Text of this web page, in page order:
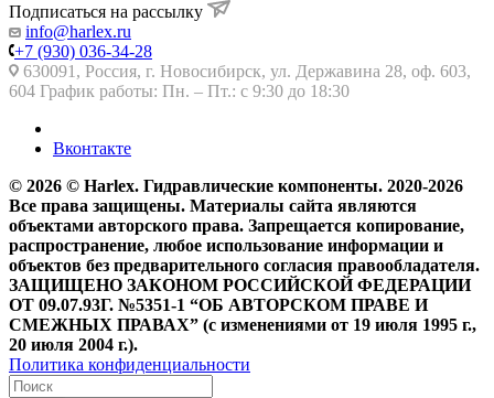
Подписаться на рассылку
info@harlex.ru
+7 (930) 036-34-28
630091, Россия, г. Новосибирск, ул. Державина 28, оф. 603,
604 График работы: Пн. – Пт.: с 9:30 до 18:30
Вконтакте
© 2026 © Harlex. Гидравлические компоненты. 2020-2026
Все права защищены. Материалы сайта являются
объектами авторского права. Запрещается копирование,
распространение, любое использование информации и
объектов без предварительного согласия правообладателя.
ЗАЩИЩЕНО ЗАКОНОМ РОССИЙСКОЙ ФЕДЕРАЦИИ
ОТ 09.07.93Г. №5351-1 “ОБ АВТОРСКОМ ПРАВЕ И
СМЕЖНЫХ ПРАВАХ” (с изменениями от 19 июля 1995 г.,
20 июля 2004 г.).
Политика конфиденциальности